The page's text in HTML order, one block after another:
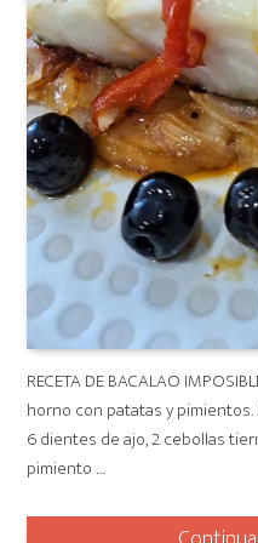
RECETA DE BACALAO
horno con patatas y
6 dientes de ajo, 2 cebollas
pimiento …